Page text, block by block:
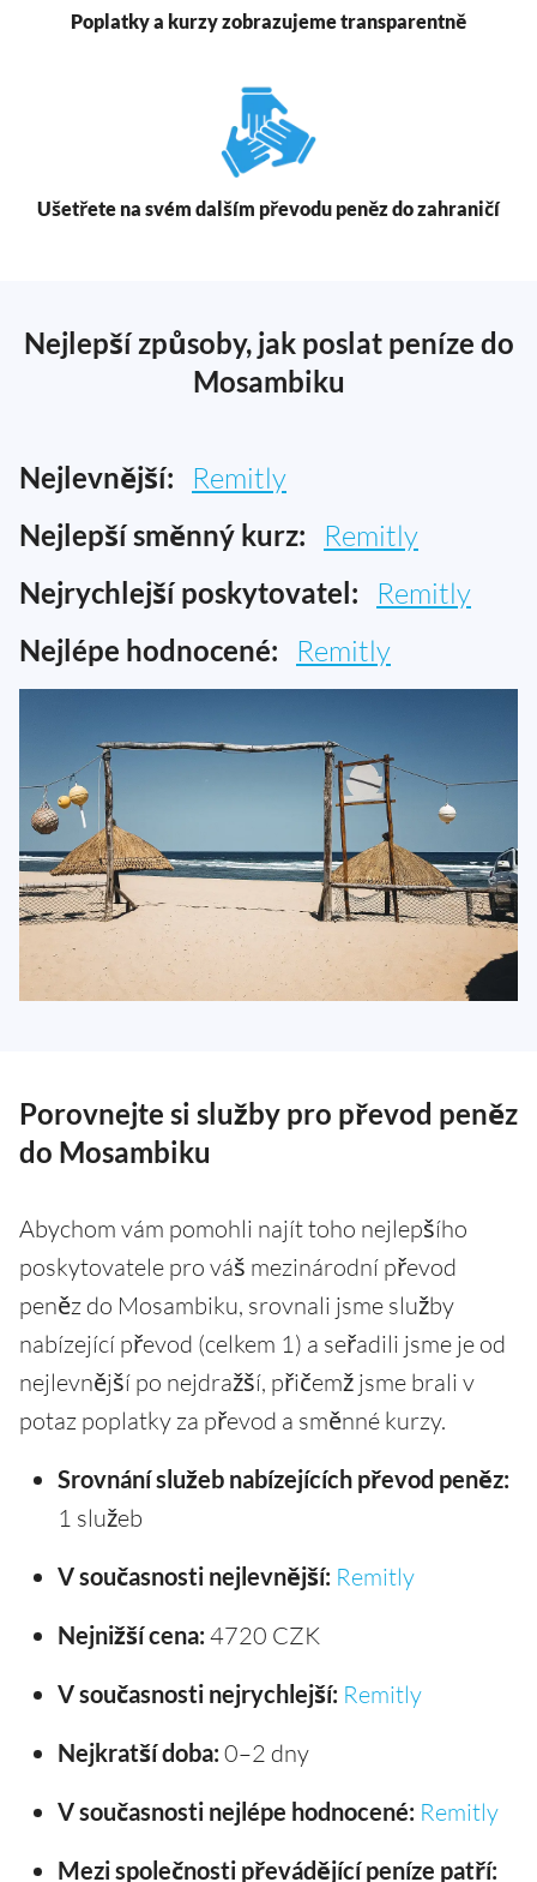
Poplatky a kurzy zobrazujeme transparentně
Ušetřete na svém dalším převodu peněz do zahraničí
Nejlepší způsoby, jak poslat peníze do
Mosambiku
Nejlevnější: Remitly
Nejlepší směnný kurz: Remitly
Nejrychlejší poskytovatel: Remitly
Nejlépe hodnocené: Remitly
Porovnejte si služby pro převod peněz
do Mosambiku
Abychom vám pomohli najít toho nejlepšího
poskytovatele pro váš mezinárodní převod
peněz do Mosambiku, srovnali jsme služby
nabízející převod (celkem 1) a seřadili jsme je od
nejlevnější po nejdražší, přičemž jsme brali v
potaz poplatky za převod a směnné kurzy.
Srovnání služeb nabízejících převod peněz:
1 služeb
V současnosti nejlevnější: Remitly
Nejnižší cena: 4720 CZK
V současnosti nejrychlejší: Remitly
Nejkratší doba: 0–2 dny
V současnosti nejlépe hodnocené: Remitly
Mezi společnosti převádějící peníze patří: